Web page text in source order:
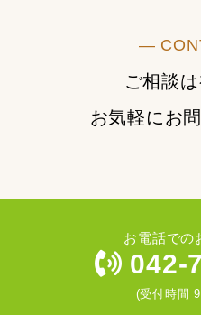
―
ご相談
お気軽にお
お電話での
042-
(受付時間